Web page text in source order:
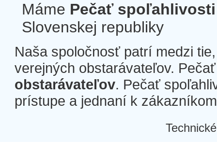
Máme Pečať spoľahlivosti
Slovenskej republiky
Naša spoločnosť patrí medzi
verejných obstarávateľov.
obstarávateľov. Pečať
prístupe a jednaní k